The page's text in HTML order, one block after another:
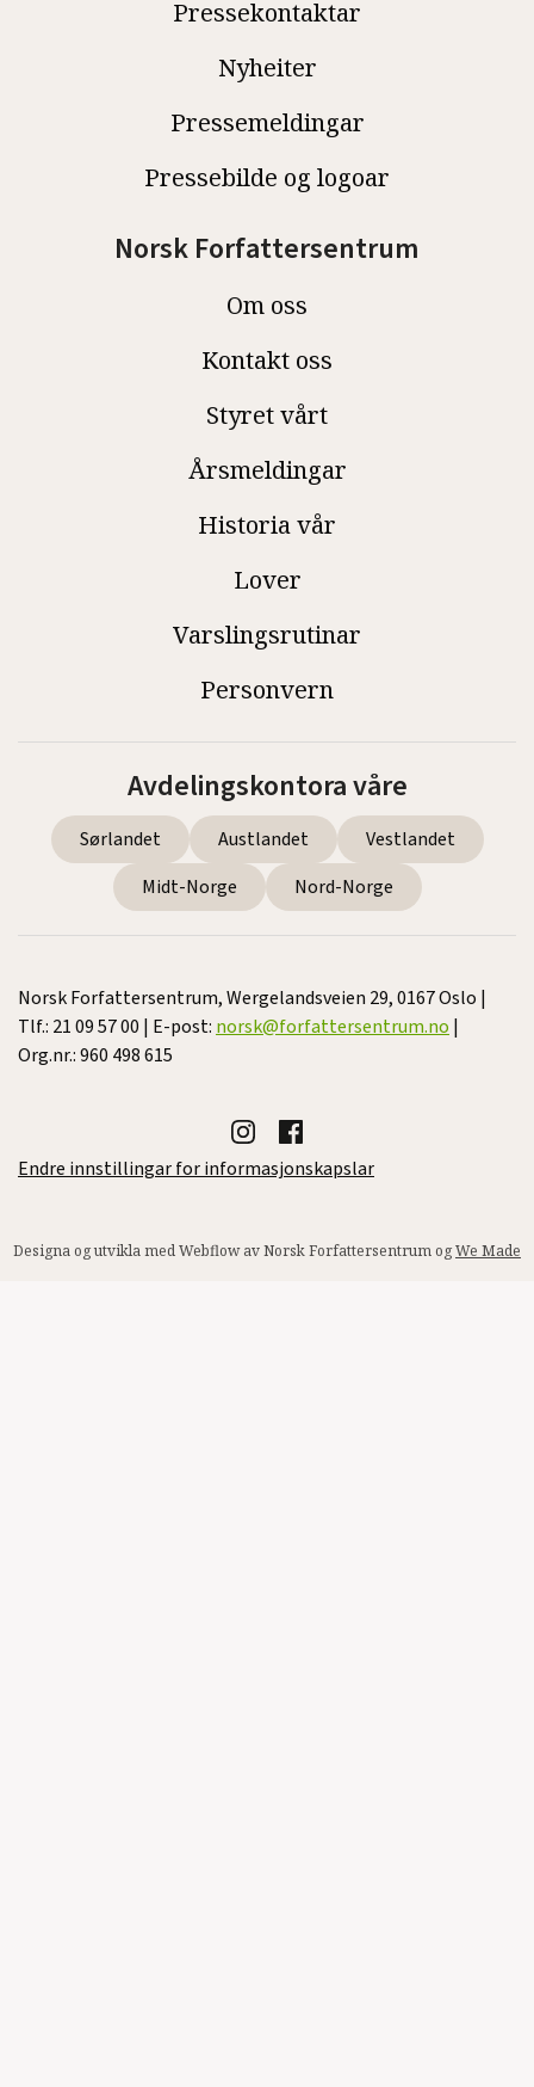
Pressekontaktar
Nyheiter
Pressemeldingar
Pressebilde og logoar
Norsk Forfattersentrum
Om oss
Kontakt oss
Styret vårt
Årsmeldingar
Historia vår
Lover
Varslingsrutinar
Personvern
Avdelingskontora våre
Sørlandet Austlandet
Vestlandet
Midt-Norge
Nord-Norge
Norsk Forfattersentrum, Wergelandsveien 29, 0167 Oslo |
Tlf.: 21 09 57 00 | E-post: norsk@forfattersentrum.no |
Org.nr.: 960 498 615
Endre innstillingar for informasjonskapslar
Designa og utvikla med Webflow av Norsk Forfattersentrum ogWe Made